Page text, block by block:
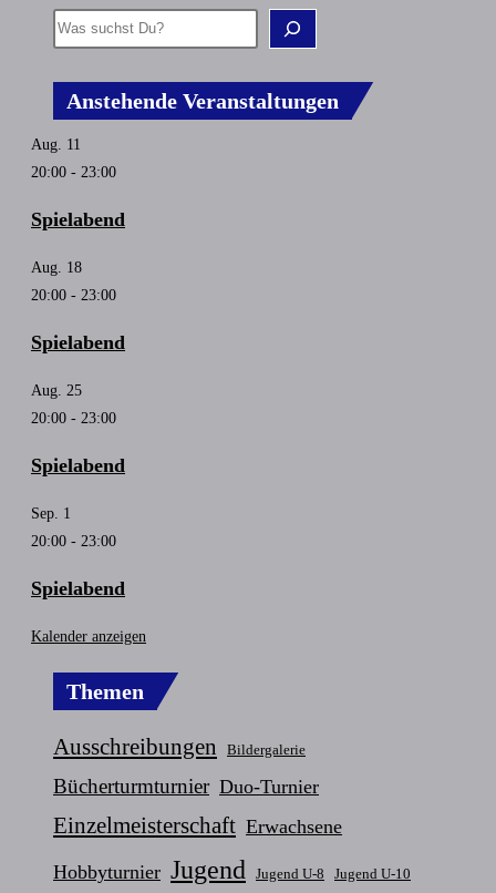
Anstehende Veranstaltungen
Aug. 11
20:00 - 23:00
Spielabend
Aug. 18
20:00 - 23:00
Spielabend
Aug. 25
20:00 - 23:00
Spielabend
Sep. 1
20:00 - 23:00
Spielabend
Kalender anzeigen
Themen
Ausschreibungen Bildergalerie
Bücherturmturnier Duo-Turnier
Einzelmeisterschaft Erwachsene
Hobbyturnier Jugend Jugend U-8 Jugend U-10